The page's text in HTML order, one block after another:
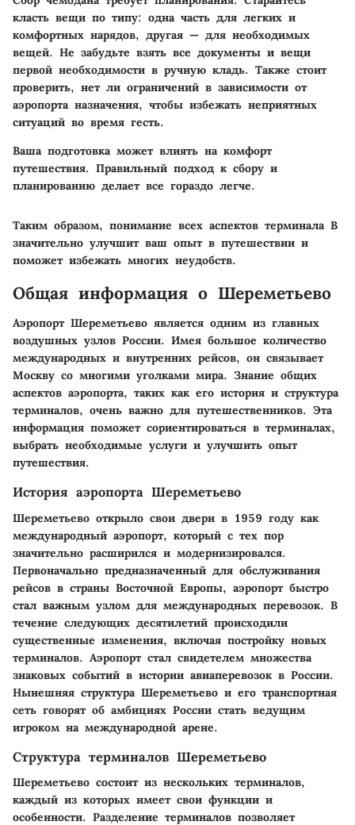
класть вещи по типу: одна часть для легких и
комфортных нарядов, другая — для необходимых
вещей. Не забудьте взять все документы и вещи
первой необходимости в ручную кладь. Также стоит
проверить, нет ли ограничений в зависимости от
аэропорта назначения, чтобы избежать неприятных
ситуаций во время гесть.
Ваша подготовка может влиять на комфорт
путешествия. Правильный подход к сбору и
планированию делает все гораздо легче.
Таким образом, понимание всех аспектов терминала B
значительно улучшит ваш опыт в путешествии и
поможет избежать многих неудобств.
Общая информация о Шереметьево
Аэропорт Шереметьево является одним из главных
воздушных узлов России. Имея большое количество
международных и внутренних рейсов, он связывает
Москву со многими уголками мира. Знание общих
аспектов аэропорта, таких как его история и структура
терминалов, очень важно для путешественников. Эта
информация поможет сориентироваться в терминалах,
выбрать необходимые услуги и улучшить опыт
путешествия.
История аэропорта Шереметьево
Шереметьево открыло свои двери в 1959 году как
международный аэропорт, который с тех пор
значительно расширился и модернизировался.
Первоначально предназначенный для обслуживания
рейсов в страны Восточной Европы, аэропорт быстро
стал важным узлом для международных перевозок. В
течение следующих десятилетий происходили
существенные изменения, включая постройку новых
терминалов. Аэропорт стал свидетелем множества
знаковых событий в истории авиаперевозок в России.
Нынешняя структура Шереметьево и его транспортная
сеть говорят об амбициях России стать ведущим
игроком на международной арене.
Структура терминалов Шереметьево
Шереметьево состоит из нескольких терминалов,
каждый из которых имеет свои функции и
особенности. Разделение терминалов позволяет